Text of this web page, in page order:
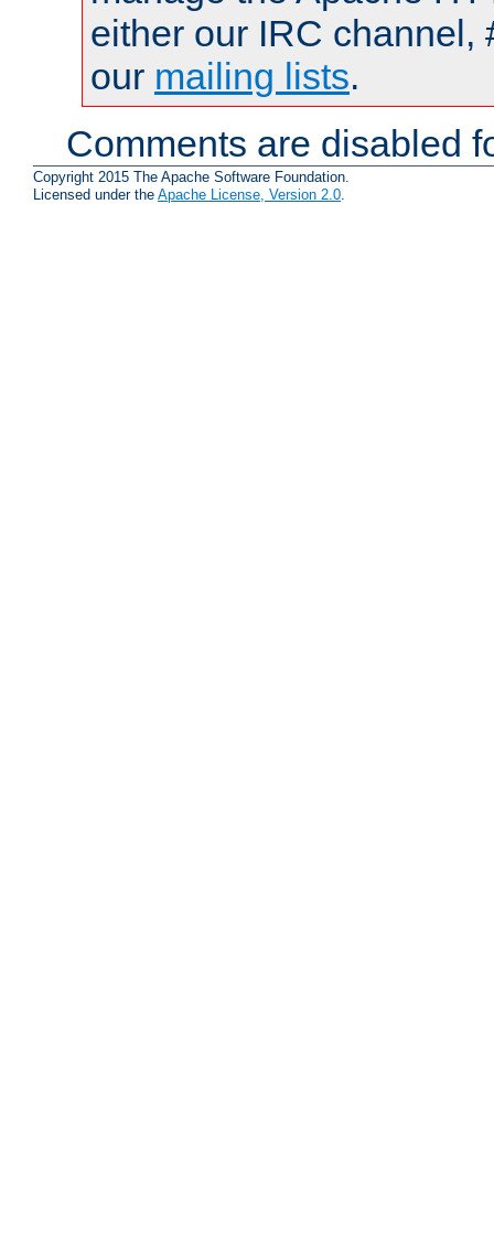
either our IRC channel,
our mailing lists.
Comments are disabled
Copyright 2015 The Apache Software Foundation.
Licensed under the Apache License, Version 2.0.